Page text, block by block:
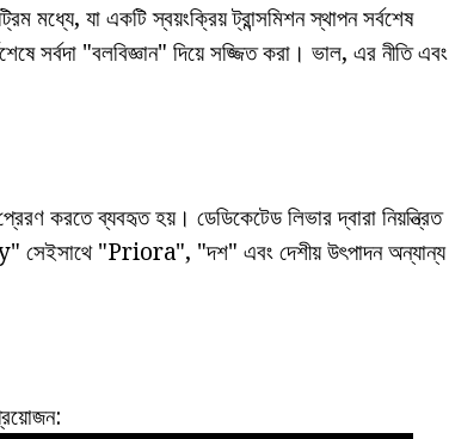
মধ্যে, যা একটি স্বয়ংক্রিয় ট্রান্সমিশন স্থাপন সর্বশেষ
সর্বদা "বলবিজ্ঞান" দিয়ে সজ্জিত করা। ভাল, এর নীতি এবং
করতে ব্যবহৃত হয়। ডেডিকেটেড লিভার দ্বারা নিয়ন্ত্রিত
"Priora", "দশ" এবং দেশীয় উৎপাদন অন্যান্য